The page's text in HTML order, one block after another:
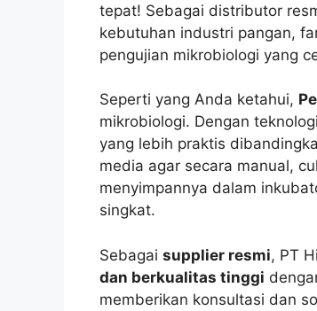
tepat! Sebagai distributor
kebutuhan industri pangan,
pengujian mikrobiologi yang
Seperti yang Anda ketahui,
mikrobiologi. Dengan teknologi
yang lebih praktis
media agar secara manual,
menyimpannya dalam
singkat.
Sebagai supplier resmi, PT
dan berkualitas tinggi
memberikan konsultasi dan